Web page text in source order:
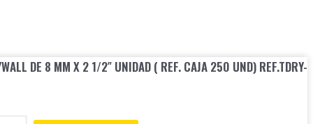
DE 8 MM X 2 1/2″ UNIDAD ( REF. CAJA 250 UND) REF.TDRY-